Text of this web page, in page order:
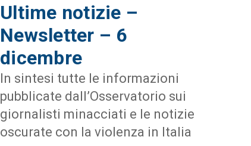
Ultime notizie –
Newsletter – 6
dicembre
In sintesi tutte le informazioni
pubblicate dall’Osservatorio sui
giornalisti minacciati e le notizie
oscurate con la violenza in Italia